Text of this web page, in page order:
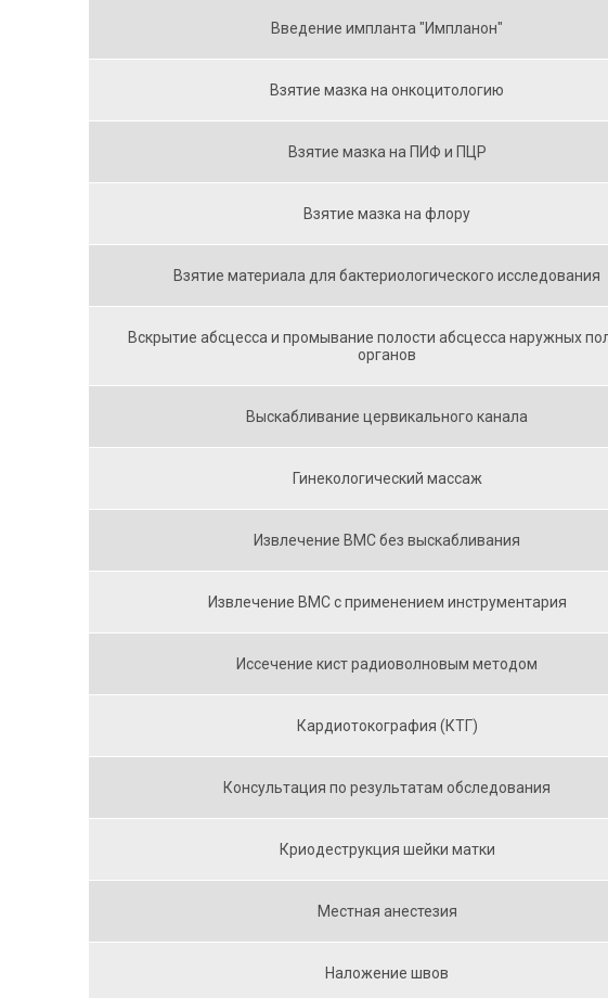
Введение импланта "Импланон"
Взятие мазка на онкоцитологию
Взятие мазка на ПИФ и ПЦР
Взятие мазка на флору
Взятие материала для бактериологического исследования
Вскрытие абсцесса и промывание полости абсцесса наружных
органов
Выскабливание цервикального канала
Гинекологический массаж
Извлечение BMC без выскабливания
Извлечение ВМС с применением инструментария
Иссечение кист радиоволновым методом
Кардиотокография (КТГ)
Консультация по результатам обследования
Криодеструкция шейки матки
Местная анестезия
Наложение швов